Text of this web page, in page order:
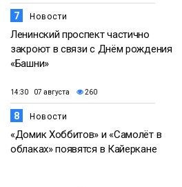
7 Новости
Ленинский проспект частично
закроют в связи с Днём рождения
«Башни»
14:30 07 августа 260
8 Новости
«Домик Хоббитов» и «Самолёт в
облаках» появятся в Кайеркане